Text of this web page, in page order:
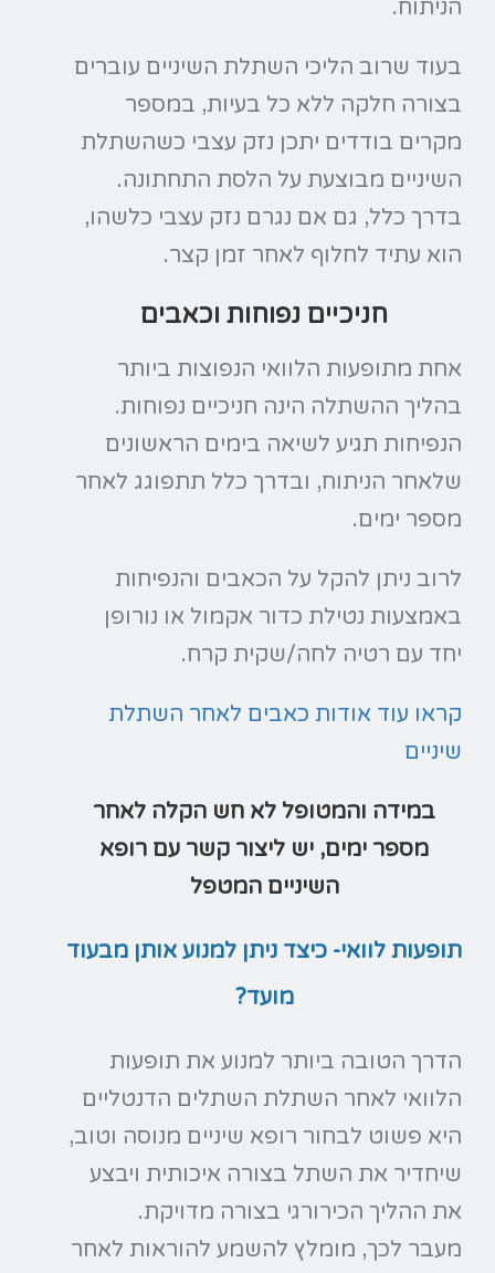
הניתוח.
בעוד שרוב הליכי השתלת השיניים עוברים
בצורה חלקה ללא כל בעיות, במספר
מקרים בודדים יתכן נזק עצבי כשהשתלת
השיניים מבוצעת על הלסת התחתונה.
בדרך כלל, גם אם נגרם נזק עצבי כלשהו,
הוא עתיד לחלוף לאחר זמן קצר.
חניכיים נפוחות וכאבים
אחת מתופעות הלוואי הנפוצות ביותר
בהליך ההשתלה הינה חניכיים נפוחות.
הנפיחות תגיע לשיאה בימים הראשונים
שלאחר הניתוח, ובדרך כלל תתפוגג לאחר
מספר ימים.
לרוב ניתן להקל על הכאבים והנפיחות
באמצעות נטילת כדור אקמול או נורופן
יחד עם רטיה לחה/שקית קרח.
קראו עוד אודות כאבים לאחר השתלת
שיניים
במידה והמטופל לא חש הקלה לאחר
מספר ימים, יש ליצור קשר עם רופא
השיניים המטפל
תופעות לוואי- כיצד ניתן למנוע אותן מבעוד
מועד?
הדרך הטובה ביותר למנוע את תופעות
הלוואי לאחר השתלת השתלים הדנטליים
היא פשוט לבחור רופא שיניים מנוסה וטוב,
שיחדיר את השתל בצורה איכותית ויבצע
את ההליך הכירורגי בצורה מדויקת.
מעבר לכך, מומלץ להשמע להוראות לאחר